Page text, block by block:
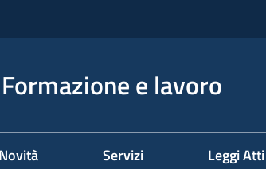
Formazione e lavoro
Novità Servizi Leggi